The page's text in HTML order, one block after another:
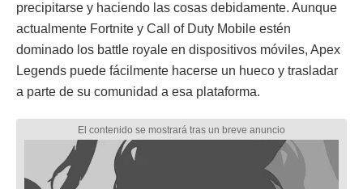
precipitarse y haciendo las cosas debidamente. Aunque
actualmente Fortnite y Call of Duty Mobile estén
dominado los battle royale en dispositivos móviles, Apex
Legends puede fácilmente hacerse un hueco y trasladar
a parte de su comunidad a esa plataforma.